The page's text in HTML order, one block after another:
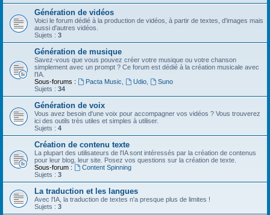
Génération de vidéos
Voici le forum dédié à la production de vidéos, à partir de textes, d'images mais
aussi d'autres vidéos.
Sujets : 3
Génération de musique
Savez-vous que vous pouvez créer votre musique ou votre chanson
simplement avec un prompt ? Ce forum est dédié à la création musicale avec
l'IA.
Sous-forums :
Pacta Music Udio,
Suno
Sujets : 34
Génération de voix
Vous avez besoin d'une voix pour accompagner vos vidéos ? Vous trouverez
ici des outils très utiles et simples à utiliser.
Sujets : 4
Création de contenu texte
La plupart des utilisateurs de l'IA sont intéressés par la création de contenus
pour leur blog, leur site. Posez vos questions sur la création de texte.
Sous-forum :
Content Spinning
Sujets : 3
La traduction et les langues
Avec l'IA, la traduction de textes n'a presque plus de limites !
Sujets : 3